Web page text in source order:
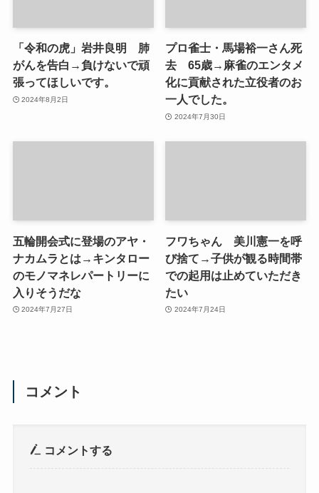
「令和の虎」岩井良明 肺
がんを告白→負けないで頑
張ってほしいです。
2024年8月2日
プロ雀士・馬場裕一さん死
去 65歳→麻雀のエンタメ
化に貢献された立役者のお
一人でした。
2024年7月30日
五輪開会式に登場のアヤ・
ナカムラとは→キンタロー
のモノマネレパートリーに
入りそうだな
2024年7月27日
フワちゃん 美川憲一を呼
び捨て→子供が観る時間帯
での起用は止めていただき
たい
2024年7月24日
コメント
コメントする